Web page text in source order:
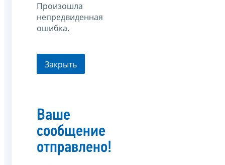
Произошла
непредвиденная
ошибка.
Закрыть
Ваше
сообщение
отправлено!